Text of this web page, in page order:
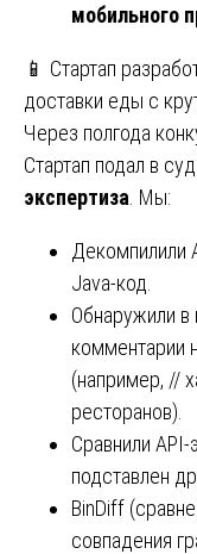
мобильного
📱 Стартап
доставки еды с
Через полгода
Стартап подал в
экспертиза . Мы:
Декомпилили
Java-код.
Обнаружили
комментарии
(например, //
ресторанов).
Сравнили
подставлен
BinDiff
совпадения